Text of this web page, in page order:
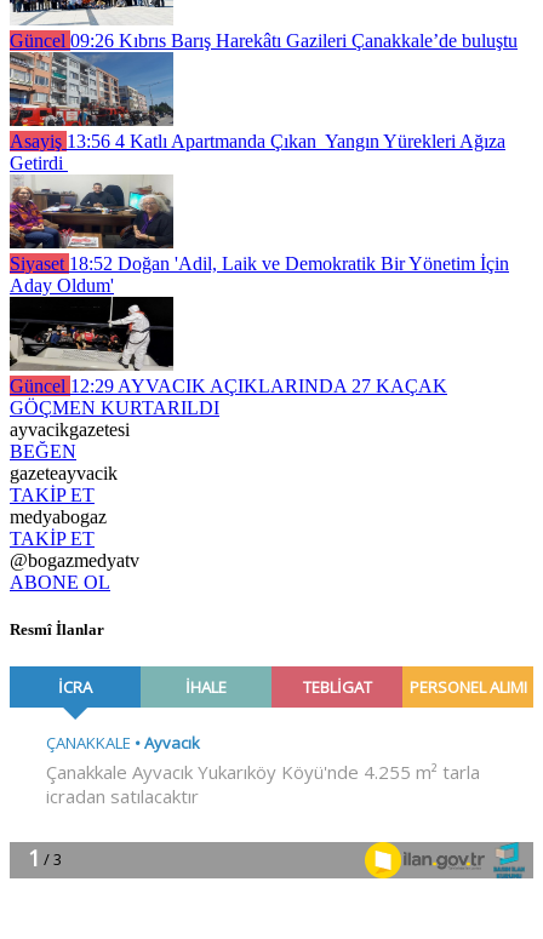
Güncel 09:26 Kıbrıs Barış Harekâtı Gazileri Çanakkale’de buluştu
Asayiş 13:56 4 Katlı Apartmanda Çıkan Yangın Yürekleri Ağıza
Getirdi
Siyaset 18:52 Doğan 'Adil, Laik ve Demokratik Bir Yönetim İçin
Aday Oldum'
Güncel 12:29 AYVACIK AÇIKLARINDA 27 KAÇAK
GÖÇMEN KURTARILDI
ayvacikgazetesi
BEĞEN
gazeteayvacik
TAKİP ET
medyabogaz
TAKİP ET
@bogazmedyatv
ABONE OL
Resmî İlanlar